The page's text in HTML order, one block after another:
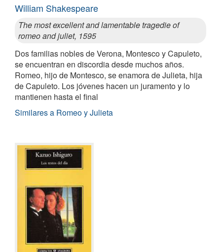
William Shakespeare
The most excellent and lamentable tragedie of
romeo and juliet, 1595
Dos familias nobles de Verona, Montesco y Capuleto,
se encuentran en discordia desde muchos años.
Romeo, hijo de Montesco, se enamora de Julieta, hija
de Capuleto. Los jóvenes hacen un juramento y lo
mantienen hasta el final
Similares a Romeo y Julieta